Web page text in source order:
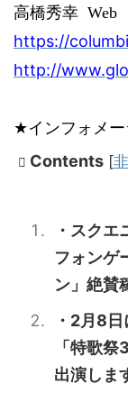
高橋秀幸 Web
https://
http://
★インフォメ
Contents [
・スク
フォンゲ
ン」絶賛
・2月8
「特歌
出演しま